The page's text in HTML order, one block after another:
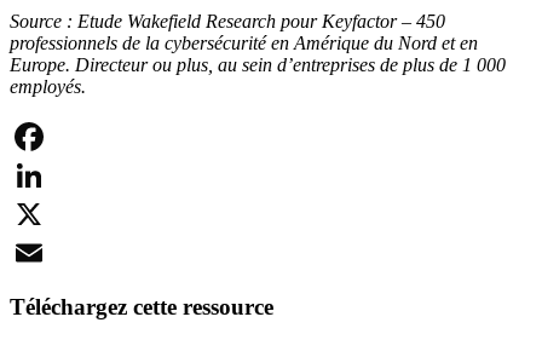
Source : Etude Wakefield Research pour Keyfactor – 450
professionnels de la cybersécurité en Amérique du Nord et en
Europe. Directeur ou plus, au sein d’entreprises de plus de 1 000
employés.
Facebook
LinkedIn
X
Téléchargez cette ressource